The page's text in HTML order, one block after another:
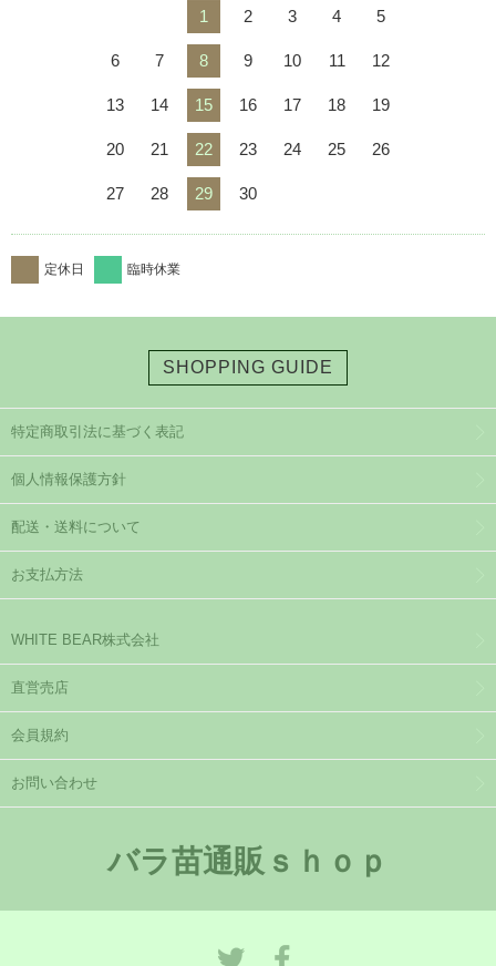
1
2 3 4 5
6 7 8 9 10 11 12
13 14 15 16 17 18 19
20 21 22 23 24 25 26
27 28 29 30
定休日 臨時休業
SHOPPING GUIDE
特定商取引法に基づく表記
個人情報保護方針
配送・送料について
お支払方法
WHITE BEAR株式会社
直営売店
会員規約
お問い合わせ
バラ苗通販ｓｈｏｐ